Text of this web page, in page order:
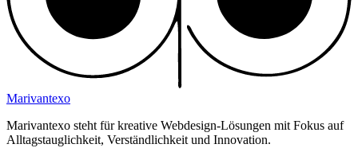
Marivantexo
Marivantexo steht für kreative Webdesign-Lösungen mit Fokus auf
Alltagstauglichkeit, Verständlichkeit und Innovation.